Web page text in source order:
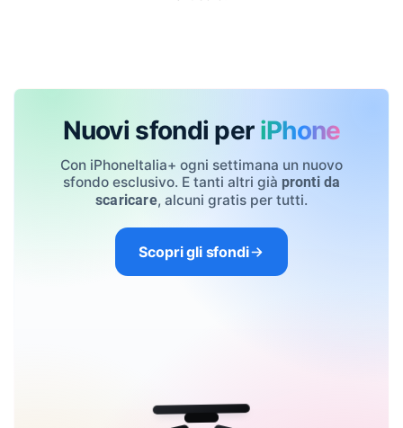
Nuovi sfondi per iPhone
Con iPhoneItalia+ ogni settimana un nuovo
sfondo esclusivo. E tanti altri già pronti da
scaricare, alcuni gratis per tutti.
Scopri gli sfondi